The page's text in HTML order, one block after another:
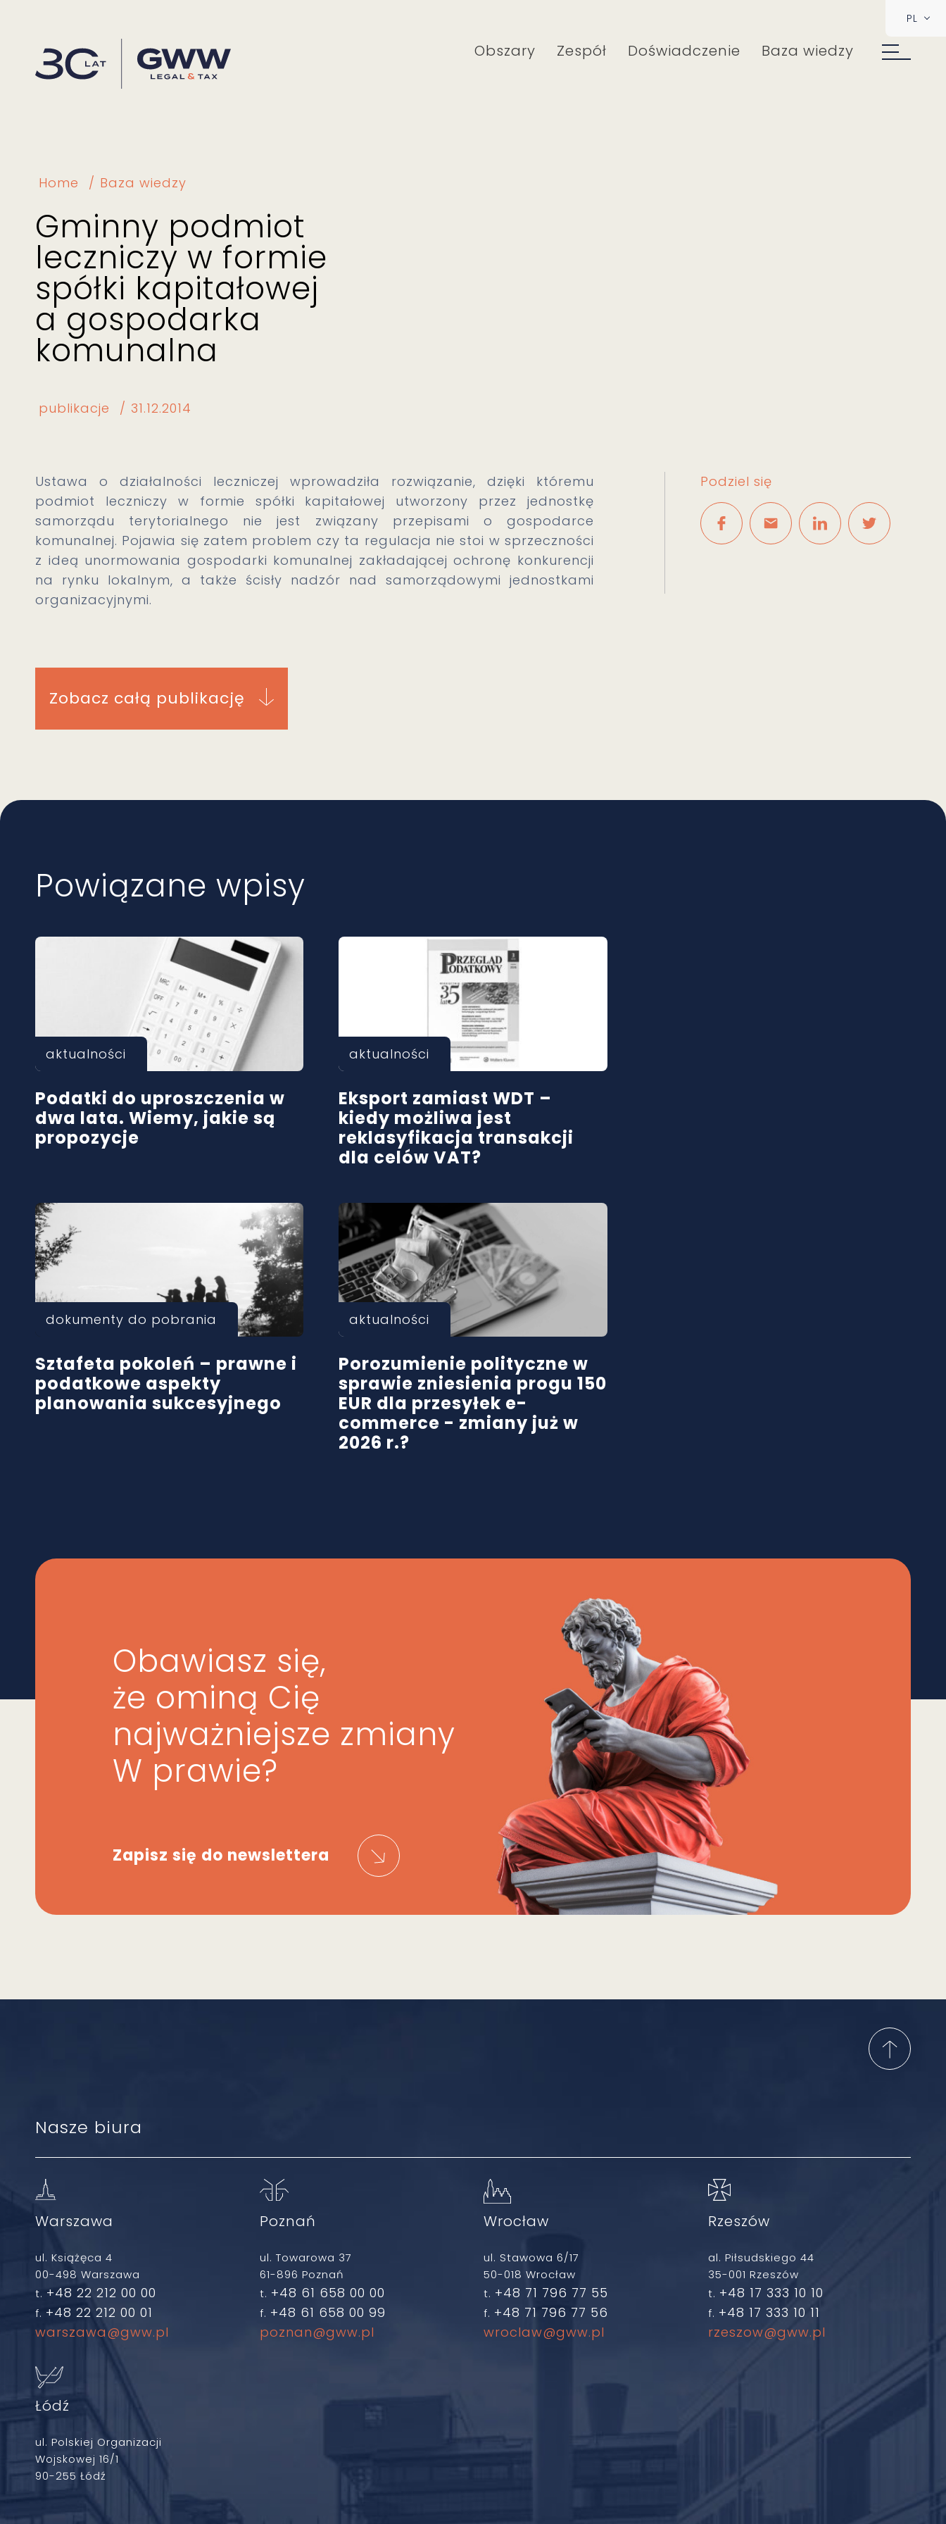
Obszary Zespół Doświadczenie Baza wiedzy
PL
Home Baza wiedzy
Gminny podmiot
leczniczy w formie
spółki kapitałowej
a gospodarka
komunalna
publikacje 31.12.2014
Ustawa o działalności leczniczej wprowadziła rozwiązanie, dzięki któremu
podmiot leczniczy w formie spółki kapitałowej utworzony przez jednostkę
samorządu terytorialnego nie jest związany przepisami o gospodarce
komunalnej. Pojawia się zatem problem czy ta regulacja nie stoi w sprzeczności
z ideą unormowania gospodarki komunalnej zakładającej ochronę konkurencji
na rynku lokalnym, a także ścisły nadzór nad samorządowymi jednostkami
organizacyjnymi.
Zobacz całą publikację
Podziel się
Powiązane wpisy
aktualności
Podatki do uproszczenia w
dwa lata. Wiemy, jakie są
propozycje
aktualności
Eksport zamiast WDT –
kiedy możliwa jest
reklasyfikacja transakcji
dla celów VAT?
dokumenty do pobrania
Sztafeta pokoleń – prawne i
podatkowe aspekty
planowania sukcesyjnego
aktualności
Porozumienie polityczne w
sprawie zniesienia progu 150
EUR dla przesyłek e-
commerce - zmiany już w
2026 r.?
Obawiasz się,
że ominą Cię
najważniejsze zmiany
W prawie?
Zapisz się do newslettera
Nasze biura
Warszawa
ul. Książęca 4
00-498 Warszawa
t. +48 22 212 00 00
f. +48 22 212 00 01
warszawa@gww.pl
Poznań
ul. Towarowa 37
61-896 Poznań
t. +48 61 658 00 00
f. +48 61 658 00 99
poznan@gww.pl
Wrocław
ul. Stawowa 6/17
50-018 Wrocław
t. +48 71 796 77 55
f. +48 71 796 77 56
wroclaw@gww.pl
Rzeszów
al. Piłsudskiego 44
35-001 Rzeszów
t. +48 17 333 10 10
f. +48 17 333 10 11
rzeszow@gww.pl
Łódź
ul. Polskiej Organizacji
Wojskowej 16/1
90-255 Łódź